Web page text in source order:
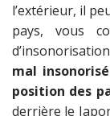
l’extérieur, il
pays, vous
mal
position des
derrière le